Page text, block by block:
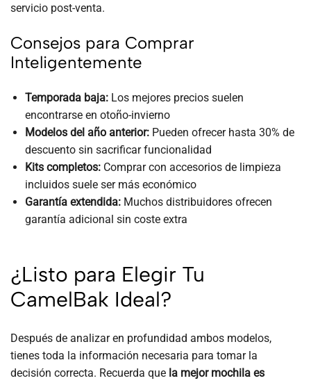
servicio post-venta.
Consejos para Comprar
Inteligentemente
Temporada baja:Los mejores precios suelen
encontrarse en otoño-invierno
Modelos del año anterior:Pueden ofrecer hasta 30% de
descuento sin sacrificar funcionalidad
Kits completos:Comprar con accesorios de limpieza
incluidos suele ser más económico
Garantía extendida:Muchos distribuidores ofrecen
garantía adicional sin coste extra
¿Listo para Elegir Tu
CamelBak Ideal?
Después de analizar en profundidad ambos modelos,
tienes toda la información necesaria para tomar la
decisión correcta. Recuerda que la mejor mochila es